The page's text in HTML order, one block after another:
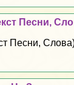
Песни,
Песни,